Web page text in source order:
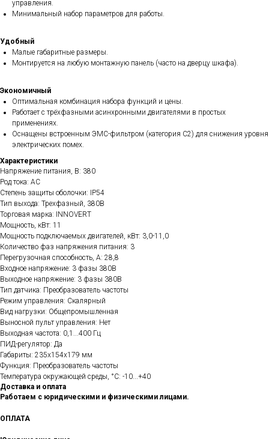
управления.
Минимальный набор параметров для работы.
Удобный
Малые габаритные размеры.
Монтируется на любую монтажную панель (часто на дверцу шкафа).
Экономичный
Оптимальная комбинация набора функций и цены.
Работает с трёхфазными асинхронными двигателями в простых
применениях.
Оснащены встроенным ЭМС-фильтром (категория C2) для снижения уровня
электрических помех.
Характеристики
Напряжение питания, В: 380
Род тока: AC
Степень защиты оболочки: IP54
Тип выхода: Трехфазный, 380В
Торговая марка: INNOVERT
Мощность, кВт: 11
Мощность подключаемых двигателей, кВт: 3,0-11,0
Количество фаз напряжения питания: 3
Перегрузочная способность, А: 28,8
Входное напряжение: 3 фазы 380В
Выходное напряжение: 3 фазы 380В
Тип датчика: Преобразователь частоты
Режим управления: Скалярный
Вид нагрузки: Общепромышленная
Выносной пульт управления: Нет
Выходная частота: 0,1...400 Гц
ПИД-регулятор: Да
Габариты: 235x154x179 мм
Функция: Преобразователь частоты
Температура окружающей среды, °C: -10...+40
Доставка и оплата
Работаем с юридическими и физическими лицами.
ОПЛАТА